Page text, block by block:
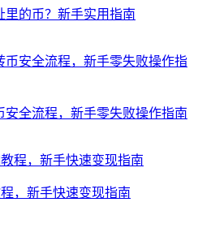
里的币？新手实用指南
安全流程，新手零失败操作指南
，新手快速变现指南